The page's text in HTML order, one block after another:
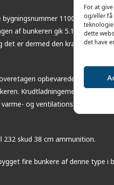
For at
og/eller få
dette
det have
bygningsnummer 1100 M5 og
af bunkeren gik 5.130 m3
det er dermed den kraftigste
opbevaredes granater,
Krudtladningerne
og ventilationsanlæg, som
232 skud 38 cm ammunition.
fire bunkere af denne type i